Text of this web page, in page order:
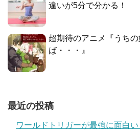
違いが5分で分かる！
超期待のアニメ『うち
ば・・・』
最近の投稿
ワールドトリガーが最強に面白い